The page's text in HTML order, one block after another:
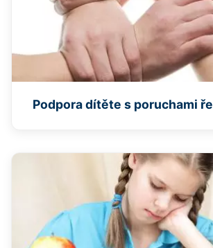
Podpora dítěte s poruchami